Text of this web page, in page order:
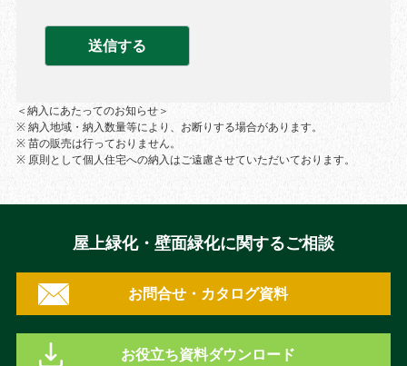
＜納入にあたってのお知らせ＞
※ 納入地域・納入数量等により、お断りする場合があります。
※ 苗の販売は行っておりません。
※ 原則として個人住宅への納入はご遠慮させていただいております。
屋上緑化・壁面緑化に関するご相談
お問合せ・カタログ資料
お役立ち資料ダウンロード